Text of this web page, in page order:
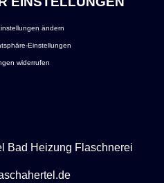
ändern
Einstellungen
widerrufen
Bad Heizung Flaschnerei